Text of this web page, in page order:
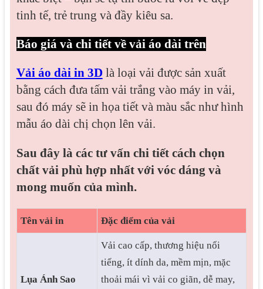
tinh tế, trẻ trung và đầy kiêu sa.
Báo giá và chi tiết về vải áo dài trên
Vải áo dài in 3D là loại vải được sản xuất
bằng cách đưa tấm vải trắng vào máy in vải,
sau đó máy sẽ in họa tiết và màu sắc như hình
mẫu áo dài chị chọn lên vải.
Sau đây là các tư vấn chi tiết cách chọn
chất vải phù hợp nhất với vóc dáng và
mong muốn của mình.
Tên vải in Đặc điểm của vải
Lụa Ánh Sao
Vải cao cấp, thương hiệu nổi
tiếng, ít dính da, mềm mịn, mặc
thoải mái vì vải co giãn, dễ may,